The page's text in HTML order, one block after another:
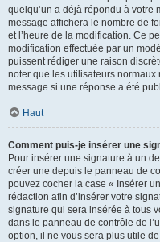
quelqu’un a déjà répondu à votre
message affichera le nombre de
et l’heure de la modification. Ce
modification effectuée par un
puissent rédiger une raison
noter que les utilisateurs
message si une réponse a été
Haut
Comment puis-je insérer une
Pour insérer une signature à un
créer une depuis le panneau de
pouvez cocher la case « Insérer
rédaction afin d’insérer votre
signature qui sera insérée à tous
dans le panneau de contrôle de
option, il ne vous sera plus utile